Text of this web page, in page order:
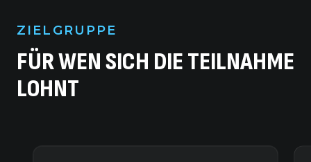
ZIELGRUPPE
FÜR WEN SICH DIE TEILNAHME
LOHNT